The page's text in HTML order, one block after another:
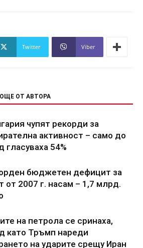
Twitter Viber
ОЩЕ ОТ АВТОРА
чупят рекорди за
активност – само до
гласуваха 54%
бюджетен дефицит за
от 2007 г. насам – 1,7 млрд.
на петрола се сринаха,
като Тръмп нареди
на ударите срещу Иран